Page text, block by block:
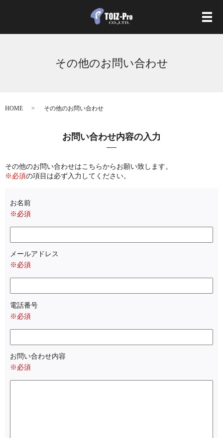
メ
その他のお問い合わせ
HOME その他のお問い合わせ
お問い合わせ内容の入力
その他のお問い合わせはこちらからお願い致します。
※必須の項目は必ず入力してください。
お名前
※必須
メールアドレス
※必須
電話番号
※必須
お問い合わせ内容
※必須